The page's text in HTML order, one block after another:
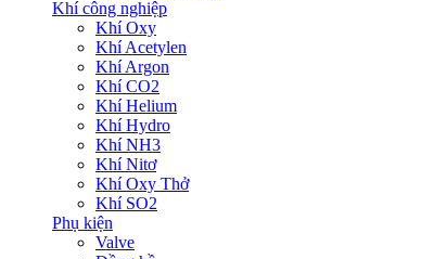
Khí công nghiệp
Khí Oxy
Khí Acetylen
Khí Argon
Khí CO2
Khí Helium
Khí Hydro
Khí NH3
Khí Nitơ
Khí Oxy Thở
Khí SO2
Phụ kiện
Valve